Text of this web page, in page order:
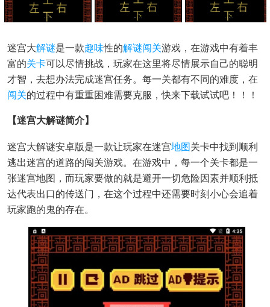
迷宫大解谜是一款趣味性的解谜闯关游戏，在游戏中有着丰
富的关卡可以尽情挑战，玩家在这里将尽情展示自己的聪明
才智，去想办法完成迷宫任务。每一关都有不同的难度，在
闯关的过程中有重重困难需要克服，快来下载试试吧！！！
【迷宫大解谜简介】
迷宫大解谜安卓版是一款让玩家在迷宫地图关卡中找到顺利
逃出迷宫的道路的闯关游戏。在游戏中，每一个关卡都是一
张迷宫地图，而玩家要做的就是避开一切危险因素并顺利抵
达代表出口的传送门，在这个过程中还需要时刻小心会追着
玩家跑的鬼的存在。